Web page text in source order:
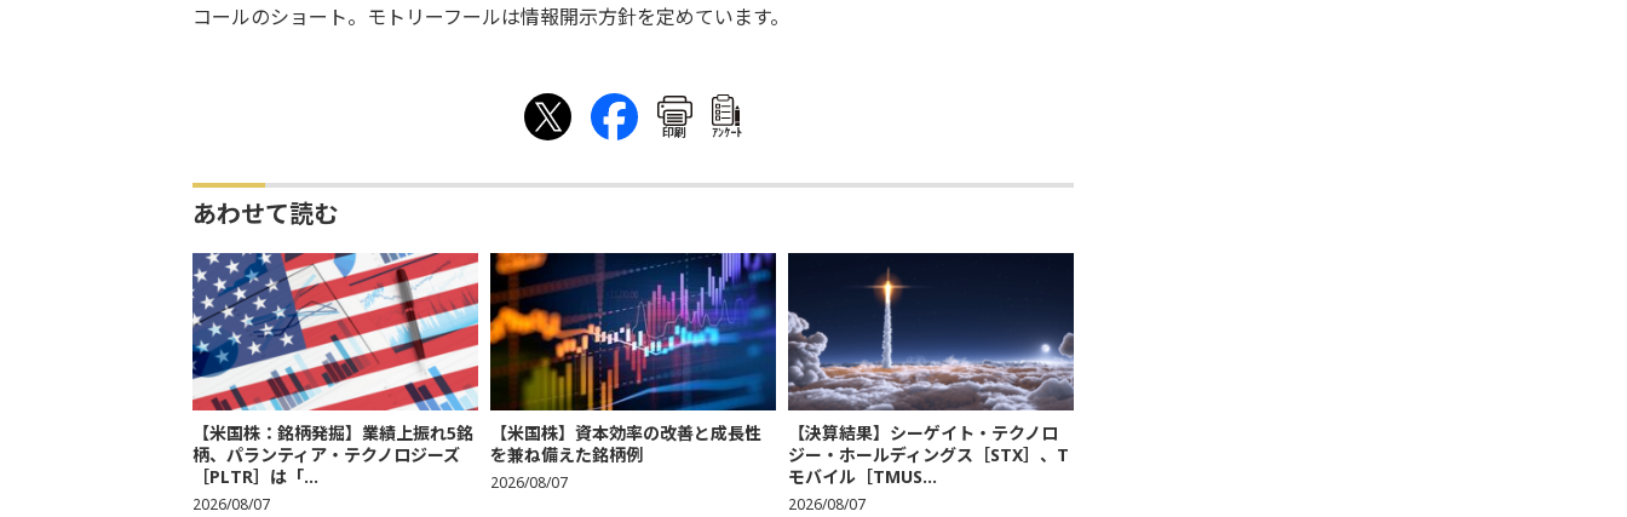
コールのショート。モトリーフールは情報開示方針を定めています。
印刷 ｱﾝｹｰﾄ
あわせて読む
【米国株：銘柄発掘】業績上振れ5銘
柄、パランティア・テクノロジーズ
［PLTR］は「...
2026/08/07
【米国株】資本効率の改善と成長性
を兼ね備えた銘柄例
2026/08/07
【決算結果】シーゲイト・テクノロ
ジー・ホールディングス［STX］、T
モバイル［TMUS...
2026/08/07